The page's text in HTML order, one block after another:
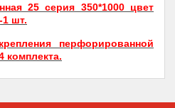
25 серия 350*1000 цвет
1 шт.
перфорированной
комплекта.